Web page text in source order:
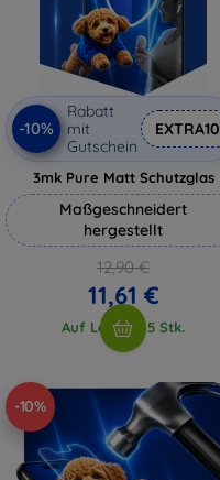
-10%
Rabatt
mit
Gutschein
EXTRA10
3mk Pure Matt Schutzglas
Maßgeschneidert
hergestellt
12,90 €
11,61 €
Auf Lager > 5 Stk.
-10%